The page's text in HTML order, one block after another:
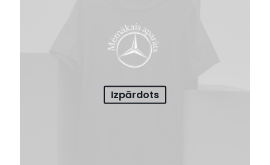
Izpārdots